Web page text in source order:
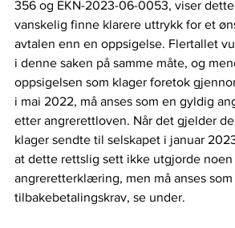
356 og EKN-2023-06-0053, viser
vanskelig finne klarere uttrykk for et
avtalen enn en oppsigelse. Flertallet
i denne saken på samme måte, og
oppsigelsen som klager foretok
i mai 2022, må anses som en gyldig
etter angrerettloven. Når det gjelder
klager sendte til selskapet i januar
at dette rettslig sett ikke utgjorde
angreretterklæring, men må anses som
tilbakebetalingskrav, se under.